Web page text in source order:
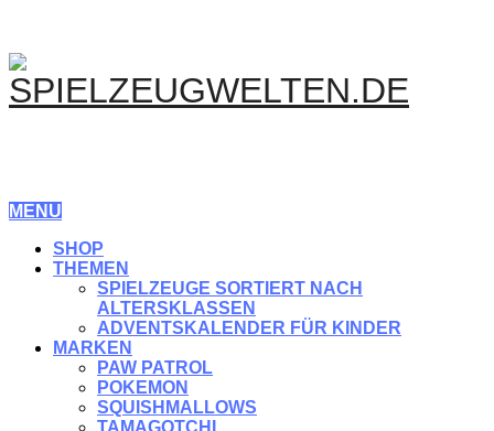
MENU
SHOP
THEMEN
SPIELZEUGE SORTIERT NACH
ALTERSKLASSEN
ADVENTSKALENDER FÜR KINDER
MARKEN
PAW PATROL
POKEMON
SQUISHMALLOWS
TAMAGOTCHI